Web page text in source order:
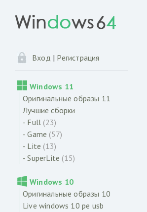
Вход | Регистрация
Windows 11
Оригинальные образы 11
Лучшие сборки
- Full (23)
- Game (57)
- Lite (13)
- SuperLite (15)
Windows 10
Оригинальные образы 10
Live windows 10 pe usb